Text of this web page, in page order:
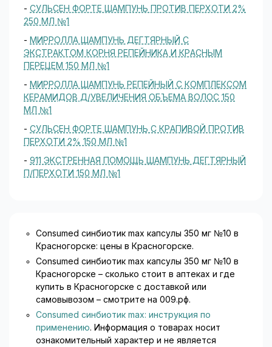
увлажнен
эффект на
коже и
слизистых
оболочка
х...
хорошую
при
минималь
- СУЛЬСЕН ФОРТЕ ШАМПУНЬ ПРОТИВ ПЕРХОТИ 2%
250 МЛ №1
- МИРРОЛЛА ШАМПУНЬ ДЕГТЯРНЫЙ С
ЭКСТРАКТОМ КОРНЯ РЕПЕЙНИКА И КРАСНЫМ
ПЕРЕЦЕМ 150 МЛ №1
- МИРРОЛЛА ШАМПУНЬ РЕПЕЙНЫЙ С КОМПЛЕКСОМ
КЕРАМИДОВ Д/УВЕЛИЧЕНИЯ ОБЪЕМА ВОЛОС 150
МЛ №1
- СУЛЬСЕН ФОРТЕ ШАМПУНЬ С КРАПИВОЙ ПРОТИВ
ПЕРХОТИ 2% 150 МЛ №1
- 911 ЭКСТРЕННАЯ ПОМОЩЬ ШАМПУНЬ ДЕГТЯРНЫЙ
П/ПЕРХОТИ 150 МЛ №1
Consumed синбиотик max капсулы 350 мг №10 в
Красногорске: цены в Красногорске.
Consumed синбиотик max капсулы 350 мг №10 в
Красногорске – сколько стоит в аптеках и где
купить в Красногорске с доставкой или
самовывозом – смотрите на 009.рф.
Consumed синбиотик max: инструкция по
применению. Информация о товарах носит
ознакомительный характер и не является